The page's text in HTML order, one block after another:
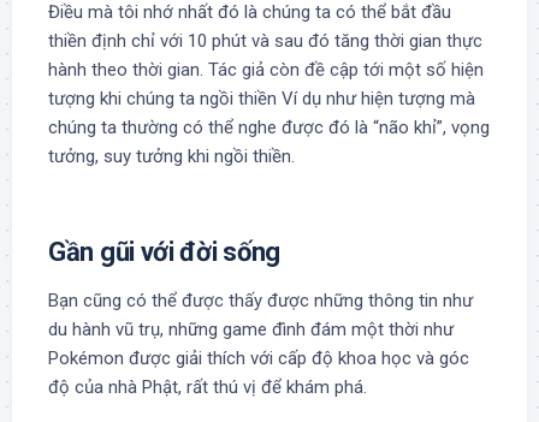
Điều mà tôi nhớ nhất đó là chúng ta có thể bắt đầu
thiền định chỉ với 10 phút và sau đó tăng thời gian thực
hành theo thời gian. Tác giả còn đề cập tới một số hiện
tượng khi chúng ta ngồi thiền Ví dụ như hiện tượng mà
chúng ta thường có thể nghe được đó là “não khỉ”, vọng
tưởng, suy tưởng khi ngồi thiền.
Gần gũi với đời sống
Bạn cũng có thể được thấy được những thông tin như
du hành vũ trụ, những game đình đám một thời như
Pokémon được giải thích với cấp độ khoa học và góc
độ của nhà Phật, rất thú vị để khám phá.